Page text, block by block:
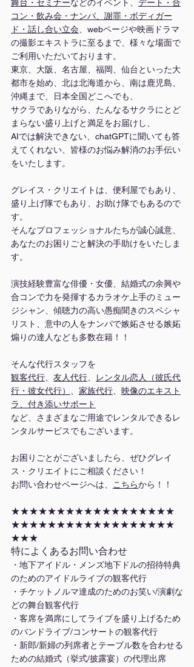
舞台 ・ セミナーなどのイベント、 デート・合
コン・飲み会・ナンパ、謝罪・ボディガー
ド・話し合い立会 、webページや映画ドラマ
の撮影エキストラに至るまで、様々な場面で
ご利用いただいております。
東京、大阪、名古屋、福岡、仙台といった大
都市を始め、北は北海道から、南は鹿児島、
沖縄まで、日本全国どこへでも、
サクラでありながら、たんなるサクラにとど
まらない盛り上げと満足をお届けし、
AIでは解決できない、chatGPTに聞いても答
えてくれない、皆様のお悩み解消のお手伝い
をいたします。
グレイス・クリエイトは、便利屋でもあり、
盛り上げ隊でもあり、お助け隊でもあるので
す。
そんなプロフェッショナルたちが誠心誠意、
あなたのお困りごと解決の手助けをいたしま
す。
演技経験豊富な俳優・女優、結婚式の余興や
合コンで力を発揮するカラオケ上手のミュー
ジシャン、傾聴力の高い愚痴聞きのスペシャ
リスト、意中の人をナンパで嫉妬させる嫉妬
煽りの達人なども多数在籍！！
そんな代行スタッフを
観客代行
友人代行
レンタル恋人（彼氏代
行・彼女代行）
家族代行
映像のエキスト
ラ、付き添いサポート
など、さまざまなご用途でレンタルできるレ
ンタルサービスでもございます。
お困りごとがございましたら、ぜひグレイ
ス・クリエイトにご相談ください！
お問い合わせページへは、
こちらから！！
★★★★★★★★★★★★★★★★★★
★★★★★★★★★★★★★★★★★★
★★★
特によくあるお問い合わせ
・地下アイドル・メンズ地下ドルの招待特典
のためのアイドルライブの観客代行
・チケットノルマ達成のためのお笑い/演劇な
どの舞台観客代行
・客席を満席にしてライブを盛り上げるため
のバンドライブ/コンサートの観客代行
・新郎/新婦の列席者とテーブル数を合わせる
ための結婚式（挙式/披露宴）の代理出席